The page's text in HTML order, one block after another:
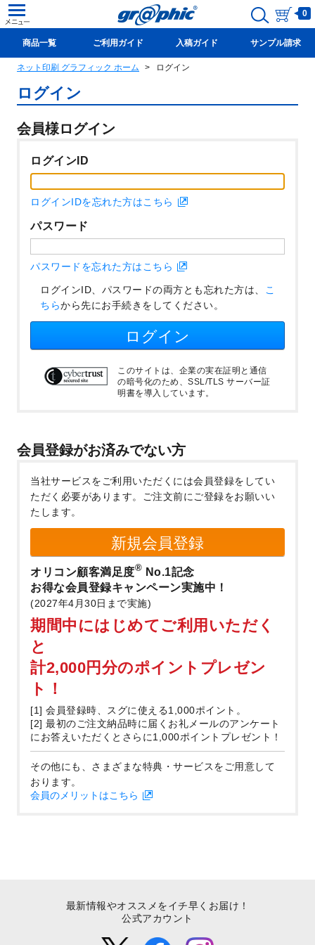
0
商品一覧 ご利用ガイド 入稿ガイド サンプル請求
新規会員登録(無料)
ネット印刷 グラフィック ホーム ログイン
ログイン
会員様ログイン
ログインID
ログインIDを忘れた方はこちら
パスワード
パスワードを忘れた方はこちら
ログインID、パスワードの両方とも忘れた方は、 こ
ちらから先にお手続きをしてください。
ログイン
このサイトは、企業の実在証明と通信
の暗号化のため、SSL/TLS サーバー証
明書を導入しています。
会員登録がお済みでない方
当社サービスをご利用いただくには会員登録をしてい
ただく必要があります。
ご注文前にご登録をお願いい
たします。
新規会員登録
オリコン顧客満足度® No.1記念
お得な会員登録キャンペーン実施中！
(2027年4月30日まで実施)
期間中にはじめてご利用いただく
と
計2,000円分のポイントプレゼン
ト！
[1] 会員登録時、スグに使える1,000ポイント。
[2] 最初のご注文納品時に届くお礼メールのアンケート
にお答えいただくとさらに1,000ポイントプレゼント！
その他にも、さまざまな特典・サービスをご用意して
おります。
会員のメリットはこちら
最新情報やオススメをイチ早くお届け！
公式アカウント